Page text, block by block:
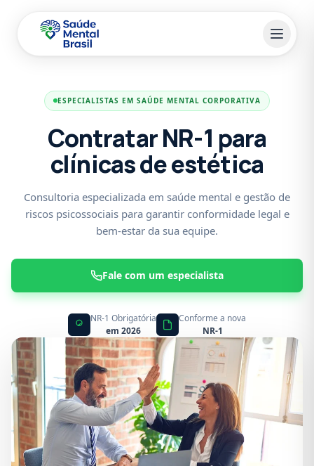
ESPECIALISTAS EM SAÚDE MENTAL CORPORATIVA
Contratar NR-1 para
clínicas de estética
Consultoria especializada em saúde mental e gestão de
riscos psicossociais para garantir conformidade legal e
bem-estar da sua equipe.
Fale com um especialista
NR-1 Obrigatória
em 2026
Conforme a nova
NR-1